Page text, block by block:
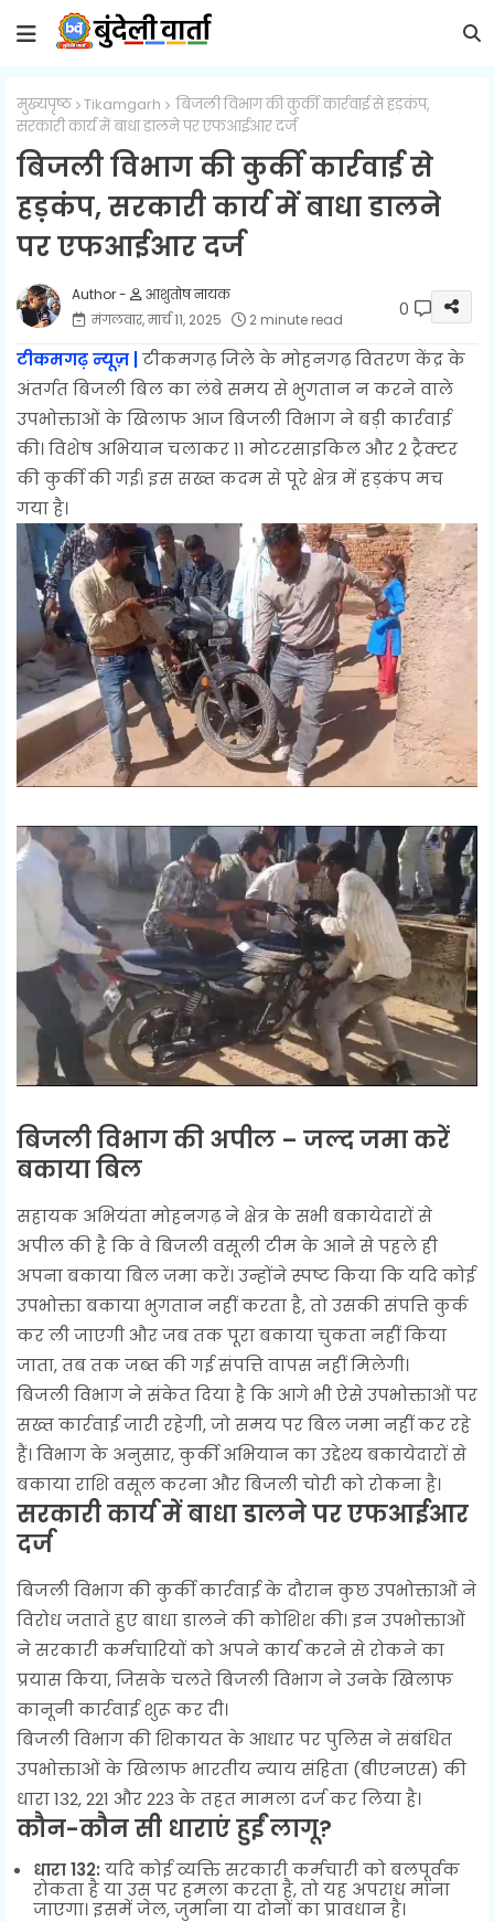
मुख्यपृष्ठ Tikamgarh
बिजली विभाग की कुर्की कार्रवाई से हड़कंप,
सरकारी कार्य में बाधा डालने पर एफआईआर दर्ज
बिजली विभाग की कुर्की कार्रवाई से
हड़कंप, सरकारी कार्य में बाधा डालने
पर एफआईआर दर्ज
आशुतोष नायक
मंगलवार, मार्च 11, 2025
2 minute read 0
टीकमगढ़ न्यूज़ | टीकमगढ़ जिले केमोहनगढ़ वितरण केंद्र के
अंतर्गत बिजली बिल का लंबे समय से भुगतान न करने वाले
उपभोक्ताओं के खिलाफ आज बिजली विभाग ने बड़ी कार्रवाई
की। विशेष अभियान चलाकर 11 मोटरसाइकिल और 2 ट्रैक्टर
की कुर्की की गई। इस सख्त कदम से पूरे क्षेत्र में हड़कंप मच
गया है।
बिजली विभाग की अपील – जल्द जमा करें
बकाया बिल
सहायक अभियंता मोहनगढ़ ने क्षेत्र के सभी बकायेदारों से
अपील की है कि वे बिजली वसूली टीम के आने से पहले ही
अपना बकाया बिल जमा करें। उन्होंने स्पष्ट किया कि यदि कोई
उपभोक्ता बकाया भुगतान नहीं करता है, तो उसकी संपत्ति कुर्क
कर ली जाएगी और जब तक पूरा बकाया चुकता नहीं किया
जाता, तब तक जब्त की गई संपत्ति वापस नहीं मिलेगी।
बिजली विभाग ने संकेत दिया है कि आगे भी ऐसे उपभोक्ताओं पर
सख्त कार्रवाई जारी रहेगी, जो समय पर बिल जमा नहीं कर रहे
हैं। विभाग के अनुसार, कुर्की अभियान का उद्देश्य बकायेदारों से
बकाया राशि वसूल करना और बिजली चोरी को रोकना है।
सरकारी कार्य में बाधा डालने पर एफआईआर
दर्ज
बिजली विभाग की कुर्की कार्रवाई के दौरान कुछ उपभोक्ताओं ने
विरोध जताते हुए बाधा डालने की कोशिश की। इन उपभोक्ताओं
ने सरकारी कर्मचारियों को अपने कार्य करने से रोकने का
प्रयास किया, जिसके चलते बिजली विभाग ने उनके खिलाफ
कानूनी कार्रवाई शुरू कर दी।
बिजली विभाग की शिकायत के आधार पर पुलिस ने संबंधित
उपभोक्ताओं के खिलाफ भारतीय न्याय संहिता (बीएनएस) की
धारा 132, 221 और 223 के तहत मामला दर्ज कर लिया है।
कौन-कौन सी धाराएं हुईं लागू?
धारा 132: यदि कोई व्यक्ति सरकारी कर्मचारी को बलपूर्वक
रोकता है या उस पर हमला करता है, तो यह अपराध माना
जाएगा। इसमें जेल, जुर्माना या दोनों का प्रावधान है।